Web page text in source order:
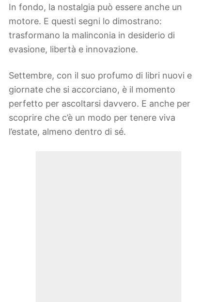
In fondo, la nostalgia può essere anche un
motore. E questi segni lo dimostrano:
trasformano la malinconia in desiderio di
evasione, libertà e innovazione.
Settembre, con il suo profumo di libri nuovi e
giornate che si accorciano, è il momento
perfetto per ascoltarsi davvero. E anche per
scoprire che c’è un modo per tenere viva
l’estate, almeno dentro di sé.